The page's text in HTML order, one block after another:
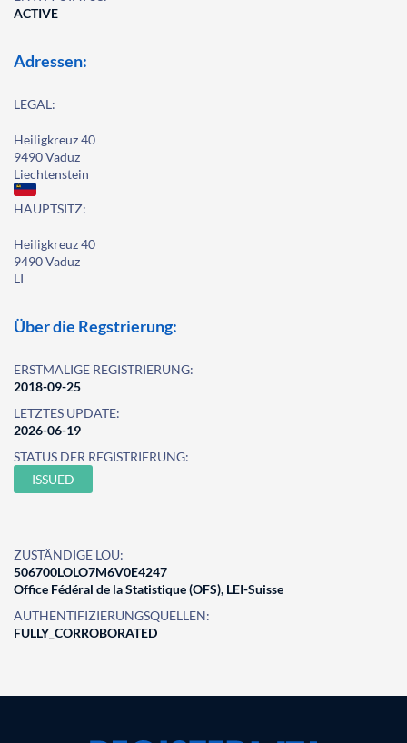
ACTIVE
Adressen:
LEGAL:
Heiligkreuz 40
9490 Vaduz
Liechtenstein
HAUPTSITZ:
Heiligkreuz 40
9490 Vaduz
LI
Über die Regstrierung:
ERSTMALIGE REGISTRIERUNG:
2018-09-25
LETZTES UPDATE:
2026-06-19
STATUS DER REGISTRIERUNG:
ISSUED
ZUSTÄNDIGE LOU:
506700LOLO7M6V0E4247
Office Fédéral de la Statistique (OFS), LEI-Suisse
AUTHENTIFIZIERUNGSQUELLEN:
FULLY_CORROBORATED